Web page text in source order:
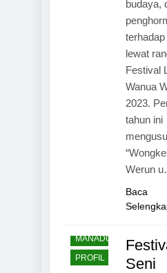
budaya,
lewat
Festival
Wanua
2023.
tahun ini
Werun
Baca
MANADO
PROFIL
Seni